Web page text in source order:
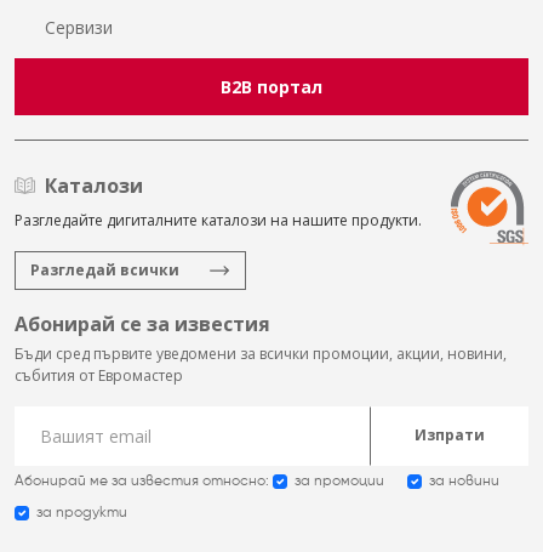
Сервизи
B2B портал
Каталози
Разгледайте дигиталните каталози на нашите продукти.
Разгледай всички
Абонирай се за известия
Бъди сред първите уведомени за всички промоции, акции, новини,
събития от Евромастер
Изпрати
Абонирай ме за известия относно: за промоции за новини
за продукти